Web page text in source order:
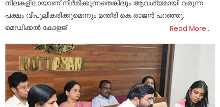
നിലകളിലായാണ് നിർമിക്കുന്നതെങ്കിലും ആവശ്യമായി വരുന്ന
പക്ഷം വിപുലീകരിക്കുമെന്നും മന്ത്രി കെ രാജൻ പറഞ്ഞു.
മെഡിക്കൽ കോളജ്
Read More…